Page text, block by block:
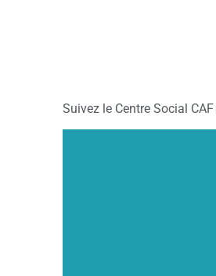
Suivez le Centre Social